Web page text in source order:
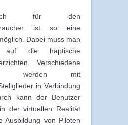
für den
ist so eine
Dabei muss man
die haptische
Verschiedene
werden mit
in Verbindung
kann der Benutzer
der virtuellen Realität
Ausbildung von Piloten